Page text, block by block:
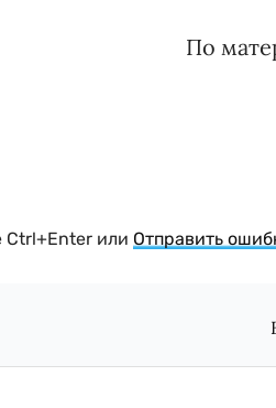
По
или Отправить